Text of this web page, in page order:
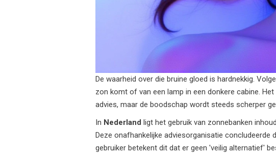
De waarheid over die bruine gloed is hardnekkig.
zon komt of van een lamp in een donkere cabine.
advies, maar de boodschap wordt steeds scherper
In Nederland ligt het gebruik van zonnebanken
Deze onafhankelijke adviesorganisatie concludeerde
gebruiker betekent dit dat er geen 'veilig alternatief'